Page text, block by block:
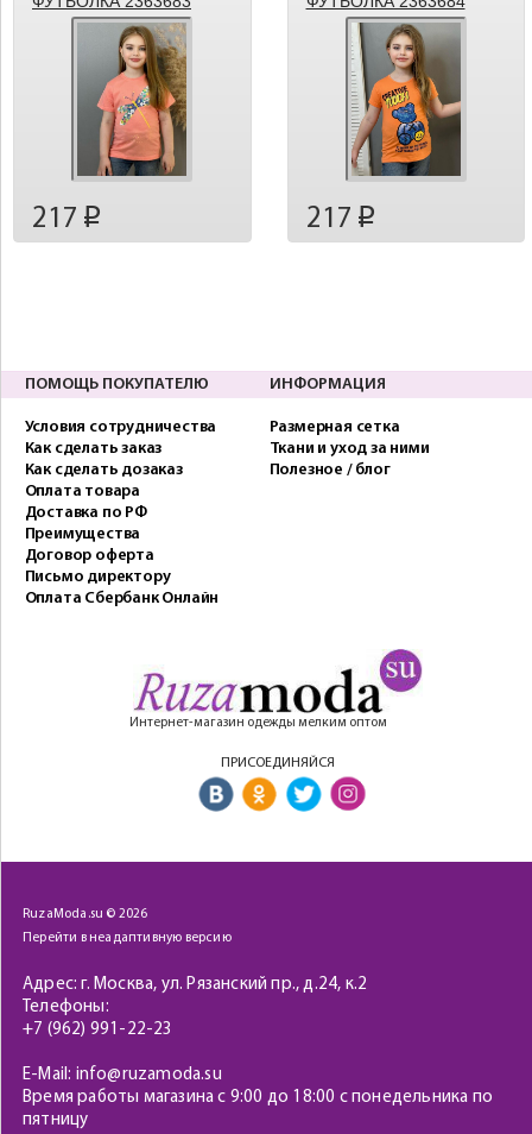
217 p 217 p
ПОМОЩЬ ПОКУПАТЕЛЮ
Условия сотрудничества
Как сделать заказ
Как сделать дозаказ
Оплата товара
Доставка по РФ
Преимущества
Договор оферта
Письмо директору
Оплата Сбербанк Онлайн
ИНФОРМАЦИЯ
Размерная сетка
Ткани и уход за ними
Полезное / блог
Интернет-магазин одежды мелким оптом
ПРИСОЕДИНЯЙСЯ
RuzaModa.su © 2026
Перейти в неадаптивную версию
Адрес: г. Москва, ул. Рязанский пр., д.24, к.2
Телефоны:
+7 (962) 991-22-23
E-Mail: info@ruzamoda.su
Время работы магазина с 9:00 до 18:00 с понедельника по
пятницу